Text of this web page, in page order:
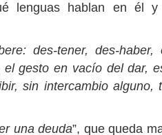
lenguas hablan en él
des-tener, des-
gesto en vacío del dar,
sin intercambio
una deuda”, que queda